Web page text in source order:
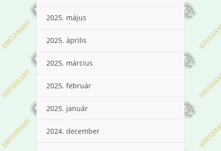
2025. május
2025. április
2025. március
2025. február
2025. január
2024. december